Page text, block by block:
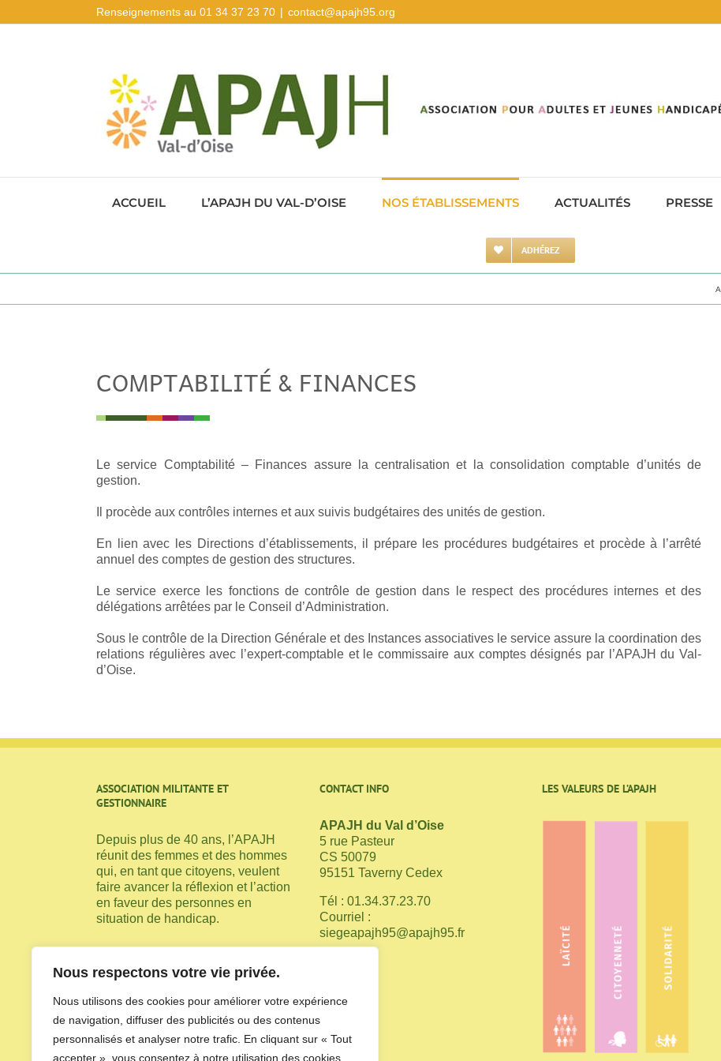
Nous respectons votre vie privée.
Nous utilisons des cookies pour améliorer votre expérience
de navigation, diffuser des publicités ou des contenus
personnalisés et analyser notre trafic. En cliquant sur « Tout
accepter », vous consentez à notre utilisation des cookies.
au
Renseignements au 01 34 37 23 70 | contact@apajh95.org
ACCUEIL L’APAJH DU VAL-D’OISE NOS ÉTABLISSEMENTS ACTUALITÉS PRESSE
ADHÉREZ
COMPTABILITÉ & FINANCES
Le service Comptabilité – Finances assure la centralisation et la consolidation comptable d’unités de
gestion.
Il procède aux contrôles internes et aux suivis budgétaires des unités de gestion.
En lien avec les Directions d’établissements, il prépare les procédures budgétaires et procède à l’arrêté
annuel des comptes de gestion des structures.
Le service exerce les fonctions de contrôle de gestion dans le respect des procédures internes et des
délégations arrêtées par le Conseil d’Administration.
Sous le contrôle de la Direction Générale et des Instances associatives le service assure la coordination des
relations régulières avec l’expert-comptable et le commissaire aux comptes désignés par l’APAJH du Val-
d’Oise.
ASSOCIATION MILITANTE ET
GESTIONNAIRE
Depuis plus de 40 ans, l’APAJH
réunit des femmes et des hommes
qui, en tant que citoyens, veulent
faire avancer la réflexion et l’action
en faveur des personnes en
situation de handicap.
CONTACT INFO
APAJH du Val d’Oise
5 rue Pasteur
CS 50079
95151 Taverny Cedex
Tél : 01.34.37.23.70
Courriel :
siegeapajh95@apajh95.fr
LES VALEURS DE L’APAJH